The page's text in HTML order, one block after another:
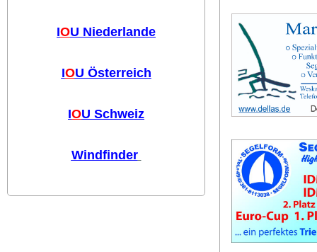
IOU Niederlande
IOU Österreich
IOU Schweiz
Windfinder